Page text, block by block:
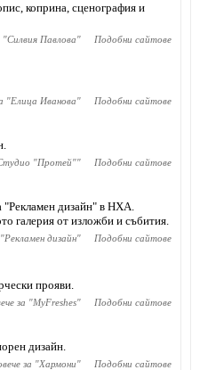
коприна, сценография и
"Силвия Павлова" Подобни сайтове
"Елица Иванова" Подобни сайтове
"Протей"" Подобни сайтове
"Рекламен дизайн" в НХА.
галерия от изложби и събития.
Рекламен дизайн" Подобни сайтове
прояви.
за "MyFreshes" Подобни сайтове
дизайн.
за "Хармони" Подобни сайтове